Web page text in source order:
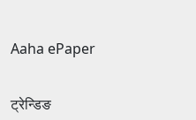
Aaha ePaper
ट्रेन्डिङ